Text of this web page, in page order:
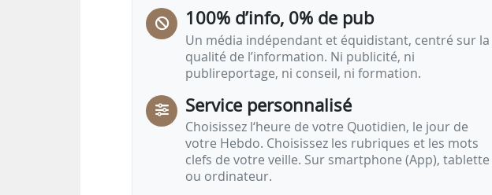
100% d’info, 0% de pub
Un média indépendant et équidistant, centré sur la
qualité de l’information. Ni publicité, ni
publireportage, ni conseil, ni formation.
Service personnalisé
Choisissez l‘heure de votre Quotidien, le jour de
votre Hebdo. Choisissez les rubriques et les mots
clefs de votre veille. Sur smartphone (App), tablette
ou ordinateur.